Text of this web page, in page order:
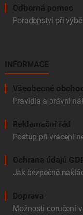
Odborná pomoc
Poradenství při
INFORMACE
Všeobecné
Pravidla a právní
Reklamační řád
Postup při vrácení
Ochrana údajů
Jak bezpečně
Doprava
Možnosti doručení